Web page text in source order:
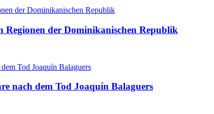
Regionen der Dominikanischen Republik
nach dem Tod Joaquín Balaguers